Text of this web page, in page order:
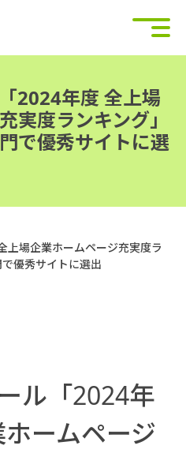
2024年度 全上場
実度ランキング」
で優秀サイトに選
上場企業ホームページ充実度ラ
優秀サイトに選出
ル「2024年
ームページ